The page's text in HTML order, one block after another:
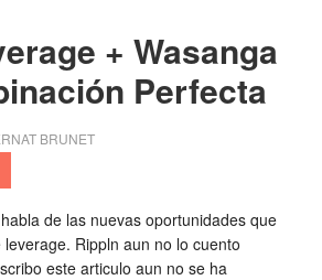
+ Wasanga
Perfecta
BRUNET
de las nuevas oportunidades que
Rippln aun no lo cuento
este articulo aun no se ha